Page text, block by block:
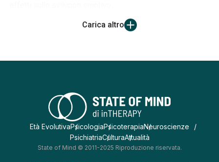
Carica altro
Età EvolutivaPsicologiaPsicoterapiaNeuroscienze
PsichiatriaCulturaAttualità
State of Mind © 2011-2025 Riproduzione riservata.